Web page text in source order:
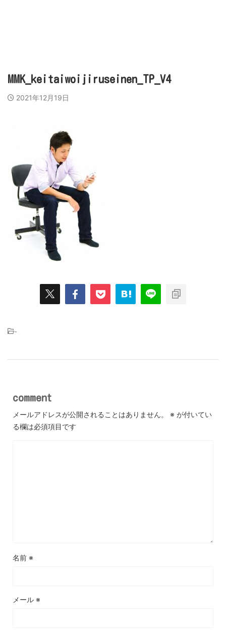
MMK_keitaiwoijiruseinen_TP_V4
2021年12月19日
-
comment
メールアドレスが公開されることはありません。 ※ が付いてい
る欄は必須項目です
名前 ※
メール ※